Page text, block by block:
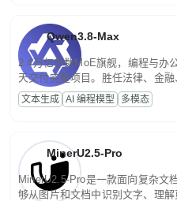
Qwen3.8-Max
2.4万亿参数MoE旗舰，编程与办
天交付完整项目。胜任法律、金
话端到端交付生产级成果。原生
程，支持超长文档与长视频的深
文本生成 AI 编程模型 多模态
MinerU2.5-Pro
MinerU2.5-Pro是一款面向复杂文
够从图片和文档中识别文字、理